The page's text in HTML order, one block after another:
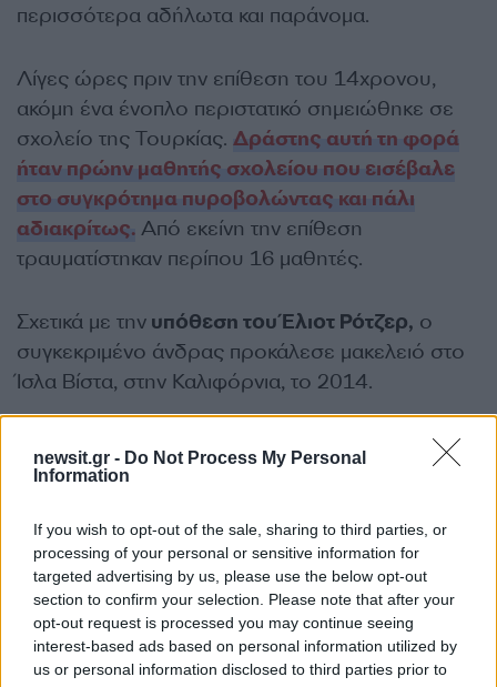
newsit.gr - Do Not Process My Personal
Information
If you wish to opt-out of the sale, sharing to third parties, or
processing of your personal or sensitive information for
targeted advertising by us, please use the below opt-out
section to confirm your selection. Please note that after your
opt-out request is processed you may continue seeing
interest-based ads based on personal information utilized by
us or personal information disclosed to third parties prior to
περισσότερα αδήλωτα και παράνομα.
Λίγες ώρες πριν την επίθεση του 14χρονου,
ακόμη ένα ένοπλο περιστατικό σημειώθηκε σε
σχολείο της Τουρκίας. Δράστης αυτή τη φορά
ήταν πρώην μαθητής σχολείου που εισέβαλε
στο συγκρότημα πυροβολώντας και πάλι
αδιακρίτως. Από εκείνη την επίθεση
τραυματίστηκαν περίπου 16 μαθητές.
Σχετικά με την υπόθεση του Έλιοτ Ρότζερ, ο
συγκεκριμένο άνδρας προκάλεσε μακελειό στο
Ίσλα Βίστα, στην Καλιφόρνια, το 2014.
Ο νεαρός είχε σκοτώσει 6 ανθρώπους σε
πανεπιστημιούπολη στη Σάντα Μπάρμπαρα,
μαγνητοσκόπησε πριν από την σφαγή πως θα
έκανε την επίθεση για να τιμωρήσει τις γυναίκες
που τον απέρριψαν.
Βίντεο δείχνει τον δράστη να